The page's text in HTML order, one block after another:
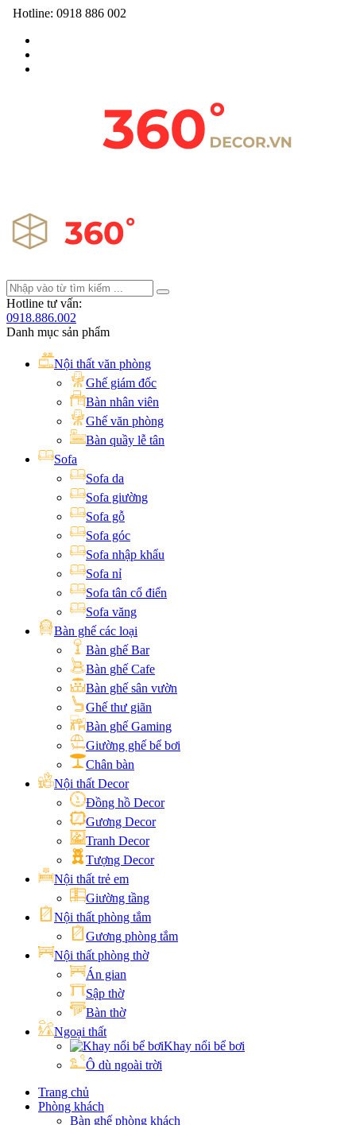
Hotline: 0918 886 002
Hotline tư vấn:
0918.886.002
Danh mục sản phẩm
Nội thất văn phòng
Ghế giám đốc
Bàn nhân viên
Ghế văn phòng
Bàn quầy lễ tân
Sofa
Sofa da
Sofa giường
Sofa gỗ
Sofa góc
Sofa nhập khẩu
Sofa nỉ
Sofa tân cổ điển
Sofa văng
Bàn ghế các loại
Bàn ghế Bar
Bàn ghế Cafe
Bàn ghế sân vườn
Ghế thư giãn
Bàn ghế Gaming
Giường ghế bể bơi
Chân bàn
Nội thất Decor
Đồng hồ Decor
Gương Decor
Tranh Decor
Tượng Decor
Nội thất trẻ em
Giường tầng
Nội thất phòng tắm
Gương phòng tắm
Nội thất phòng thờ
Án gian
Sập thờ
Bàn thờ
Ngoại thất
Khay nổi bể bơi
Ô dù ngoài trời
Trang chủ
Phòng khách
Bàn ghế phòng khách